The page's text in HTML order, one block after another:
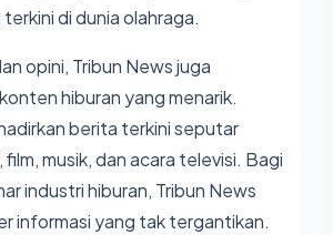
di dunia olahraga.
opini, Tribun News juga
hiburan yang menarik.
berita terkini seputar
musik, dan acara televisi. Bagi
industri hiburan, Tribun News
informasi yang tak tergantikan.